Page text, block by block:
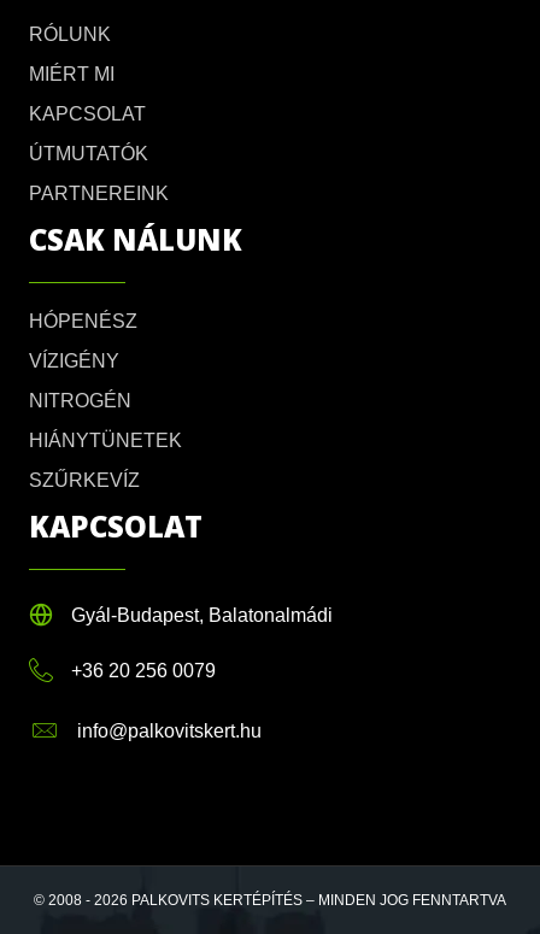
RÓLUNK
MIÉRT MI
KAPCSOLAT
ÚTMUTATÓK
PARTNEREINK
CSAK NÁLUNK
HÓPENÉSZ
VÍZIGÉNY
NITROGÉN
HIÁNYTÜNETEK
SZŰRKEVÍZ
KAPCSOLAT
Gyál-Budapest, Balatonalmádi
+36 20 256 0079
info@palkovitskert.hu
© 2008 - 2026 PALKOVITS KERTÉPÍTÉS – MINDEN JOG FENNTARTVA